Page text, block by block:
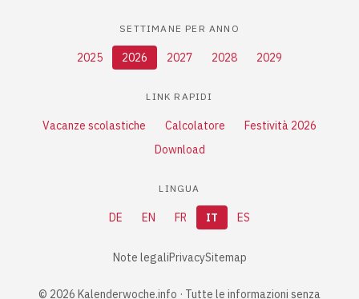
SETTIMANE PER ANNO
2025 2026 2027 2028 2029
LINK RAPIDI
Vacanze scolastiche Calcolatore
Festività 2026
Download
LINGUA
DE EN FR IT ES
Note legaliPrivacySitemap
© 2026 Kalenderwoche.info · Tutte le informazioni senza